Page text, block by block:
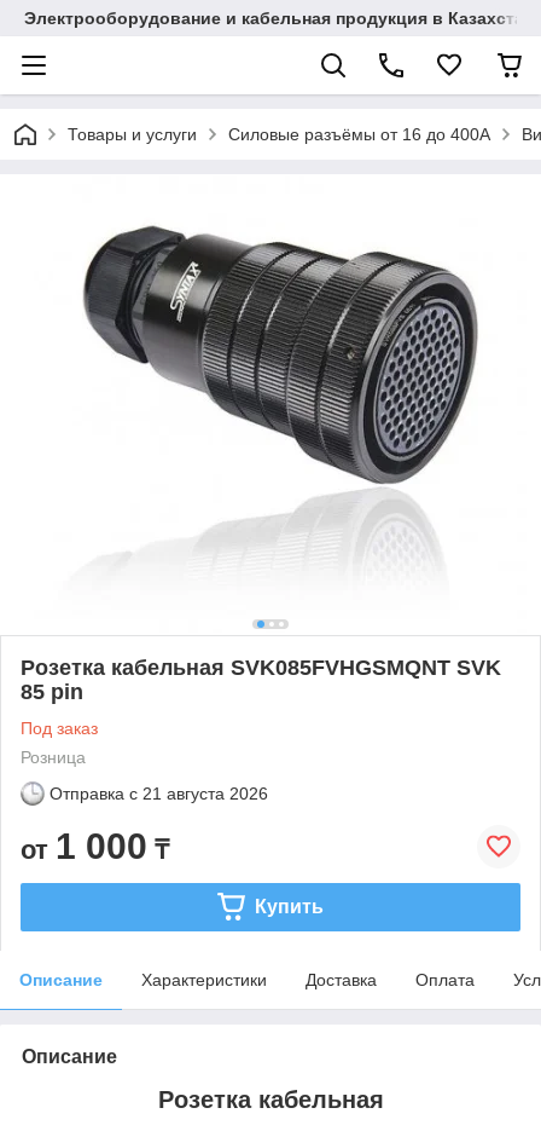
Электрооборудование и кабельная продукция в
Товары и услуги Силовые разъёмы от 16 до 400A
Розетка кабельная SVK085FVHGSMQNT SVK
85 pin
Под заказ
Розница
Отправка с 21 августа 2026
от 1 000 ₸
Купить
Описание Характеристики Доставка Оплата
Описание
Розетка кабельная